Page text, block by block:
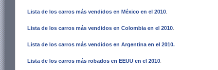
Lista de los carros más vendidos en México en el 2010
Lista de los carros más vendidos en Colombia en el 2010
Lista de los carros más vendidos en Argentina en el 2010.
Lista de los carros más robados en EEUU en el 2010